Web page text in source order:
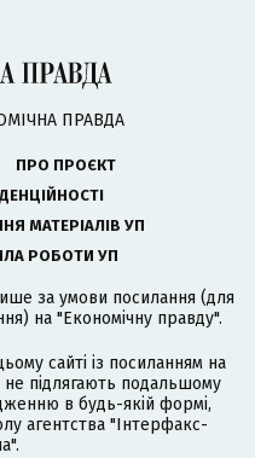
ПРАВДА
ПРО ПРОЄКТ
МАТЕРІАЛІВ УП
РОБОТИ УП
за умови посилання (для
на "Економічну правду".
сайті із посиланням на
не підлягають подальшому
в будь-якій формі,
агентства "Інтерфакс-